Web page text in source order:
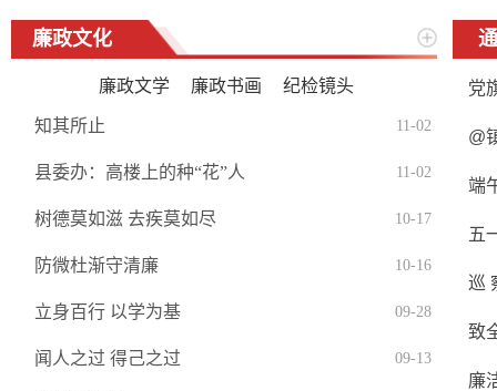
廉政文化
廉政文学 廉政书画 纪检镜头
知其所止 11-02
县委办：高楼上的种“花”人 11-02
树德莫如滋 去疾莫如尽 10-17
防微杜渐守清廉 10-16
立身百行 以学为基 09-28
闻人之过 得己之过 09-13
端
五
巡
致
廉